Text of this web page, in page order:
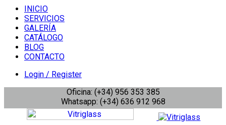
INICIO
SERVICIOS
GALERÍA
CATÁLOGO
BLOG
CONTACTO
Login / Register
Oficina: (+34) 956 353 385
Whatsapp: (+34) 636 912 968